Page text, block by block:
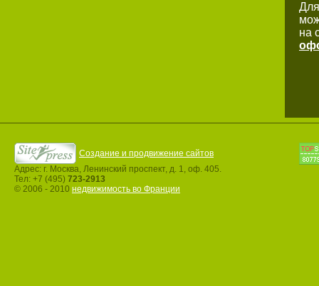
на
Создание и продвижение сайтов
Адрес: г. Москва, Ленинский проспект, д. 1, оф. 405.
Тел: +7 (495) 723-2913
© 2006 - 2010 недвижимость во Франции